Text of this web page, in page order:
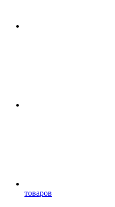
товаров